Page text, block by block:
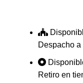
Despacho
Retiro en